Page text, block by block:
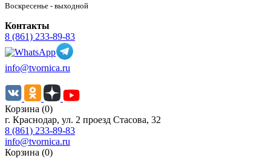
Воскресенье - выходной
Контакты
8 (861) 233-89-83
info@tvornica.ru
Корзина (0)
г. Краснодар, ул. 2 проезд Стасова, 32
8 (861) 233-89-83
info@tvornica.ru
Корзина (0)